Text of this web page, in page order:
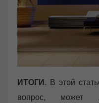
ИТОГИ. В этой
вопрос, может